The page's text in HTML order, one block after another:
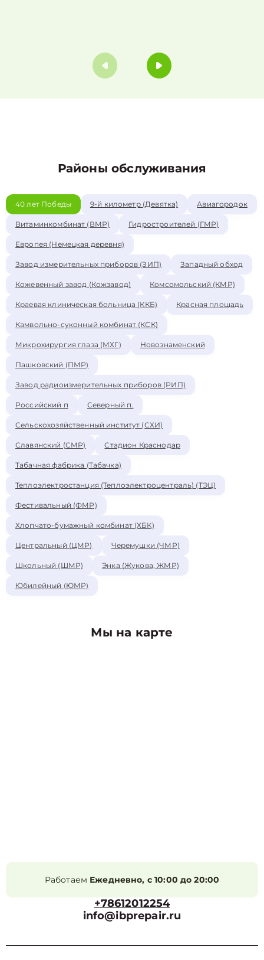
Районы обслуживания
40 лет Победы 9-й километр (Девятка) Авиагородок
Витаминкомбинат (ВМР) Гидростроителей (ГМР)
Европея (Немецкая деревня)
Завод измерительных приборов (ЗИП) Западный обход
Кожевенный завод (Кожзавод) Комсомольский (КМР)
Краевая клиническая больница (ККБ) Красная площадь
Камвольно-суконный комбинат (КСК)
Микрохирургия глаза (МХГ) Новознаменский
Пашковский (ПМР)
Завод радиоизмерительных приборов (РИП)
Российский п Северный п.
Сельскохозяйственный институт (СХИ)
Славянский (СМР) Стадион Краснодар
Табачная фабрика (Табачка)
Теплоэлектростанция (Теплоэлектроцентраль) (ТЭЦ)
Фестивальный (ФМР)
Хлопчато-бумажный комбинат (ХБК)
Центральный (ЦМР) Черемушки (ЧМР)
Школьный (ШМР) Энка (Жукова, ЖМР)
Юбилейный (ЮМР)
Мы на карте
Работаем Ежедневно, с 10:00 до 20:00
+78612012254
info@ibprepair.ru